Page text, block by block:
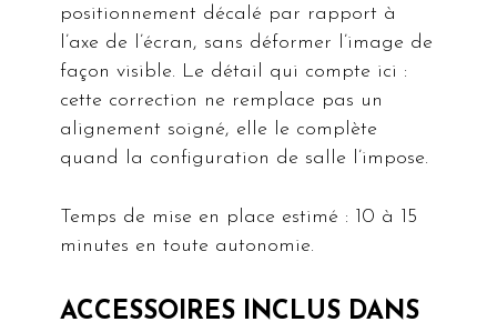
positionnement décalé par rapport à
l’axe de l’écran, sans déformer l’image de
façon visible. Le détail qui compte ici :
cette correction ne remplace pas un
alignement soigné, elle le complète
quand la configuration de salle l’impose.
Temps de mise en place estimé : 10 à 15
minutes en toute autonomie.
ACCESSOIRES INCLUS DANS